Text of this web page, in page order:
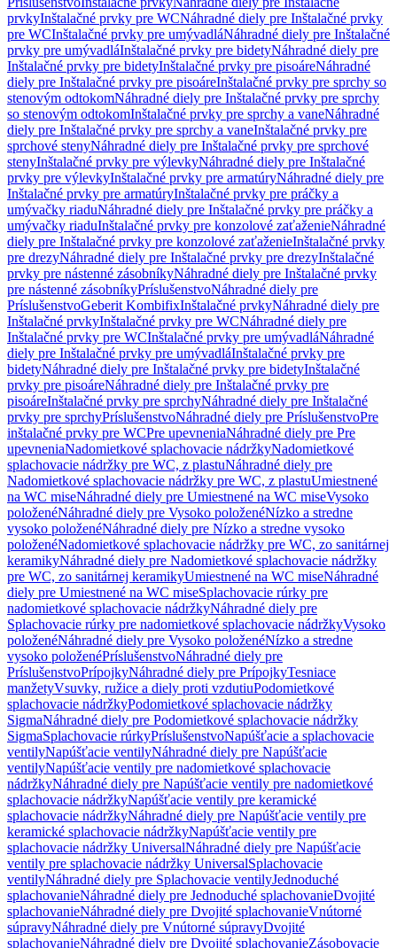
prvkyInštalačné prvky pre WCNáhradné diely pre Inštalačné prvky
pre WCInštalačné prvky pre umývadláNáhradné diely pre Inštalačné
prvky pre umývadláInštalačné prvky pre bidetyNáhradné diely pre
Inštalačné prvky pre bidetyInštalačné prvky pre pisoáreNáhradné
diely pre Inštalačné prvky pre pisoáreInštalačné prvky pre sprchy so
stenovým odtokomNáhradné diely pre Inštalačné prvky pre sprchy
so stenovým odtokomInštalačné prvky pre sprchy a vaneNáhradné
diely pre Inštalačné prvky pre sprchy a vaneInštalačné prvky pre
sprchové stenyNáhradné diely pre Inštalačné prvky pre sprchové
stenyInštalačné prvky pre výlevkyNáhradné diely pre Inštalačné
prvky pre výlevkyInštalačné prvky pre armatúryNáhradné diely pre
Inštalačné prvky pre armatúryInštalačné prvky pre práčky a
umývačky riaduNáhradné diely pre Inštalačné prvky pre práčky a
umývačky riaduInštalačné prvky pre konzolové zaťaženieNáhradné
diely pre Inštalačné prvky pre konzolové zaťaženieInštalačné prvky
pre drezyNáhradné diely pre Inštalačné prvky pre drezyInštalačné
prvky pre nástenné zásobníkyNáhradné diely pre Inštalačné prvky
pre nástenné zásobníkyPríslušenstvoNáhradné diely pre
PríslušenstvoGeberit KombifixInštalačné prvkyNáhradné diely pre
Inštalačné prvkyInštalačné prvky pre WCNáhradné diely pre
Inštalačné prvky pre WCInštalačné prvky pre umývadláNáhradné
diely pre Inštalačné prvky pre umývadláInštalačné prvky pre
bidetyNáhradné diely pre Inštalačné prvky pre bidetyInštalačné
prvky pre pisoáreNáhradné diely pre Inštalačné prvky pre
pisoáreInštalačné prvky pre sprchyNáhradné diely pre Inštalačné
prvky pre sprchyPríslušenstvoNáhradné diely pre PríslušenstvoPre
inštalačné prvky pre WCPre upevneniaNáhradné diely pre Pre
upevneniaNadomietkové splachovacie nádržkyNadomietkové
splachovacie nádržky pre WC, z plastuNáhradné diely pre
Nadomietkové splachovacie nádržky pre WC, z plastuUmiestnené
na WC miseNáhradné diely pre Umiestnené na WC miseVysoko
položenéNáhradné diely pre Vysoko položenéNízko a stredne
vysoko položenéNáhradné diely pre Nízko a stredne vysoko
položenéNadomietkové splachovacie nádržky pre WC, zo sanitárnej
keramikyNáhradné diely pre Nadomietkové splachovacie nádržky
pre WC, zo sanitárnej keramikyUmiestnené na WC miseNáhradné
diely pre Umiestnené na WC miseSplachovacie rúrky pre
nadomietkové splachovacie nádržkyNáhradné diely pre
Splachovacie rúrky pre nadomietkové splachovacie nádržkyVysoko
položenéNáhradné diely pre Vysoko položenéNízko a stredne
vysoko položenéPríslušenstvoNáhradné diely pre
PríslušenstvoPrípojkyNáhradné diely pre PrípojkyTesniace
manžetyVsuvky, ružice a diely proti vzdutiuPodomietkové
splachovacie nádržkyPodomietkové splachovacie nádržky
SigmaNáhradné diely pre Podomietkové splachovacie nádržky
SigmaSplachovacie rúrkyPríslušenstvoNapúšťacie a splachovacie
ventilyNapúšťacie ventilyNáhradné diely pre Napúšťacie
ventilyNapúšťacie ventily pre nadomietkové splachovacie
nádržkyNáhradné diely pre Napúšťacie ventily pre nadomietkové
splachovacie nádržkyNapúšťacie ventily pre keramické
splachovacie nádržkyNáhradné diely pre Napúšťacie ventily pre
keramické splachovacie nádržkyNapúšťacie ventily pre
splachovacie nádržky UniversalNáhradné diely pre Napúšťacie
ventily pre splachovacie nádržky UniversalSplachovacie
ventilyNáhradné diely pre Splachovacie ventilyJednoduché
splachovanieNáhradné diely pre Jednoduché splachovanieDvojité
splachovanieNáhradné diely pre Dvojité splachovanieVnútorné
súpravyNáhradné diely pre Vnútorné súpravyDvojité
splachovanieNáhradné diely pre Dvojité splachovanieZásobovacie